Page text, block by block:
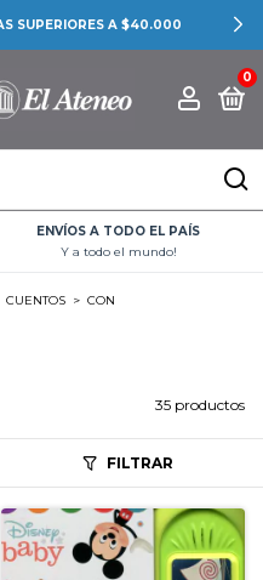
BANCARIAS
0
ENVÍOS A TODO EL PAÍS
Y a todo el mundo!
CUENTOS > CON
35 productos
FILTRAR